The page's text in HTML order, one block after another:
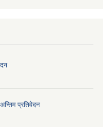
प्रतिवेदन